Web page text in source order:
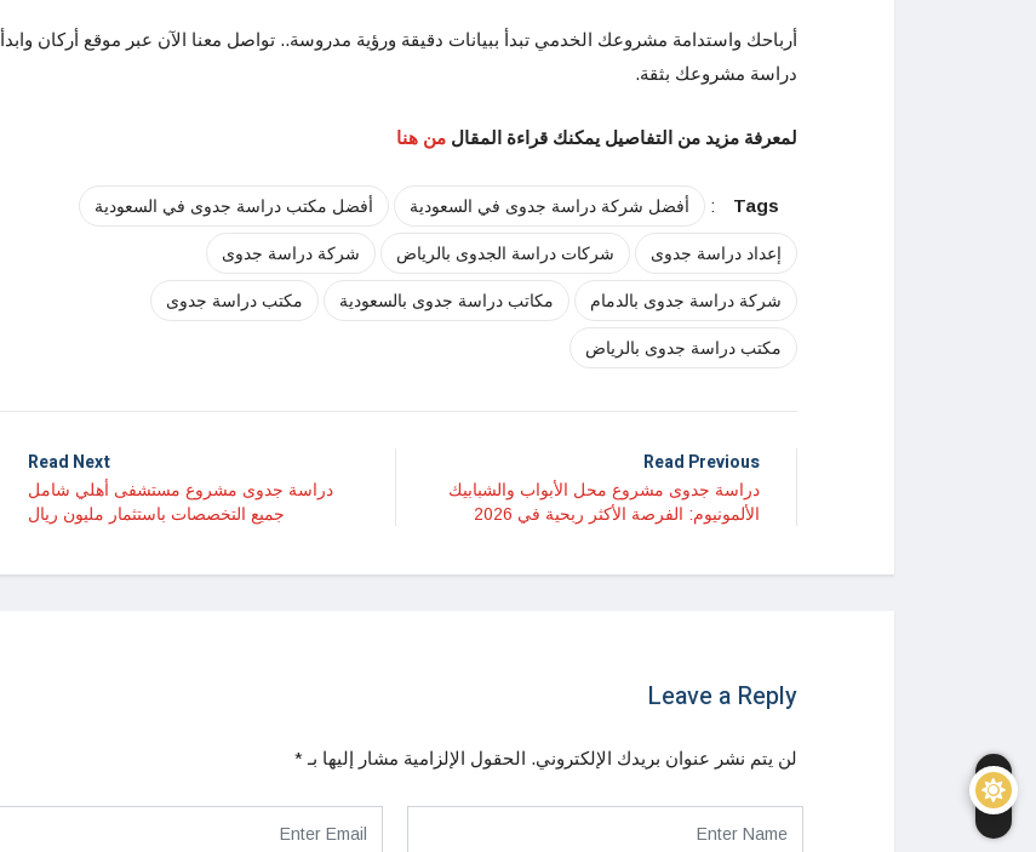
أرباحك واستدامة مشروعك الخدمي تبدأ ببيانات دقيقة ورؤية مدروسة.. تواصل معنا الآن عبر موقع أركان وابدأ
دراسة مشروعك بثقة.
لمعرفة مزيد من التفاصيل يمكنك قراءة المقال من هنا
Tags
: أفضل شركة دراسة جدوى في السعودية أفضل مكتب دراسة جدوى في السعودية
إعداد دراسة جدوى شركات دراسة الجدوى بالرياض شركة دراسة جدوى
شركة دراسة جدوى بالدمام مكاتب دراسة جدوى بالسعودية مكتب دراسة جدوى
مكتب دراسة جدوى بالرياض
Read Previous
دراسة جدوى مشروع محل الأبواب والشبابيك
الألمونيوم: الفرصة الأكثر ربحية في 2026
Read Next
دراسة جدوى مشروع مستشفى أهلي شامل
جميع التخصصات باستثمار مليون ريال
Leave a Reply
لن يتم نشر عنوان بريدك الإلكتروني. الحقول الإلزامية مشار إليها بـ *